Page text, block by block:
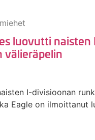
luovutti naisten
välieräpelin
I-divisioonan
Eagle on ilmoittanut